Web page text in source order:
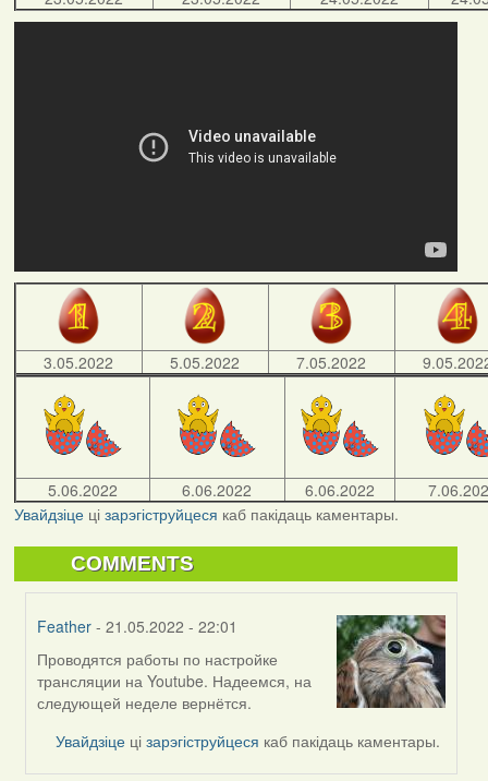
3.05.2022 5.05.2022 7.05.2022
5.06.2022 6.06.2022 6.06.2022
Увайдзіцеці зарэгіструйцеся каб пакідаць каментары.
COMMENTS
Feather - 21.05.2022 - 22:01
In
reply
to
Проводятся работы по настройке
трансляции на Youtube. Надеемся, на
следующей неделе вернётся.
Увайдзіце цізарэгіструйцеся каб пакідаць каментары.